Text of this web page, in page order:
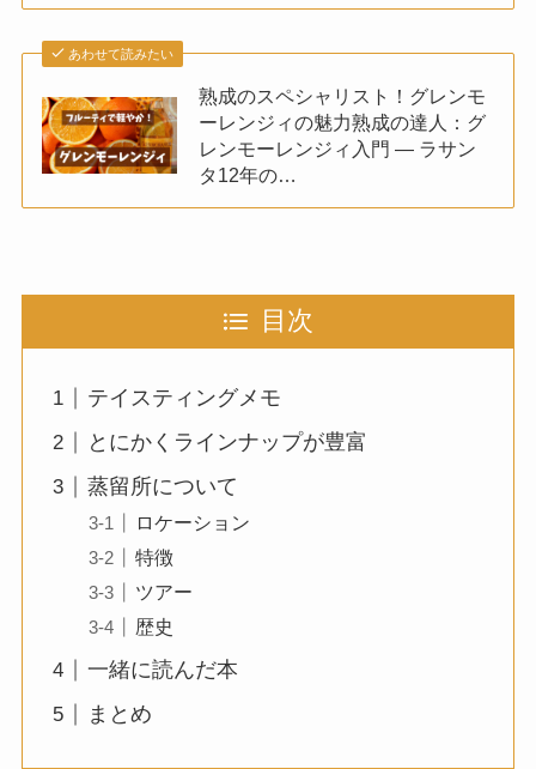
あわせて読みたい
熟成のスペシャリスト！グレンモ
ーレンジィの魅力熟成の達人：グ
レンモーレンジィ入門 — ラサン
タ12年の…
目次
テイスティングメモ
とにかくラインナップが豊富
蒸留所について
ロケーション
特徴
ツアー
歴史
一緒に読んだ本
まとめ